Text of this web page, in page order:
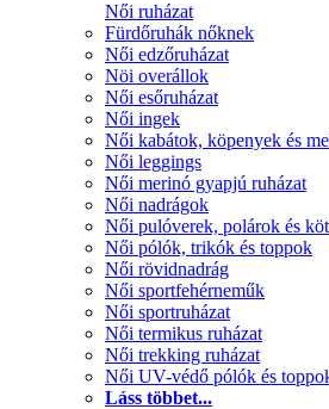
Női ruházat
Fürdőruhák nőknek
Női edzőruházat
Nöi overállok
Női esőruházat
Női ingek
Női kabátok, köpenyek és
Női leggings
Női merinó gyapjú ruházat
Női nadrágok
Női pulóverek, polárok és
Női pólók, trikók és toppok
Női rövidnadrág
Női sportfehérneműk
Női sportruházat
Női termikus ruházat
Női trekking ruházat
Női UV-védő pólók és
Láss többet...